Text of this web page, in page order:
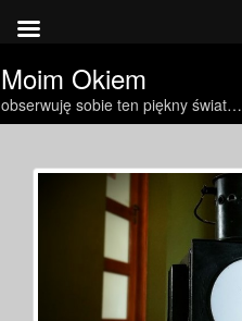
Moim Okiem
obserwuję sobie ten piękny świat…